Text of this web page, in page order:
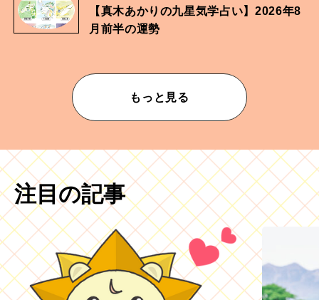
【真木あかりの九星気学占い】2026年8
月前半の運勢
もっと見る
注目の記事